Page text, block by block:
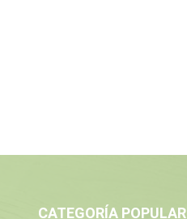
CATEGORÍA POPULAR